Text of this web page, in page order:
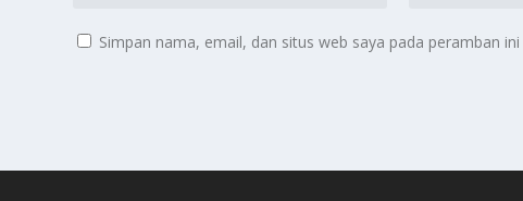
Simpan nama, email, dan situs web saya pada peramban